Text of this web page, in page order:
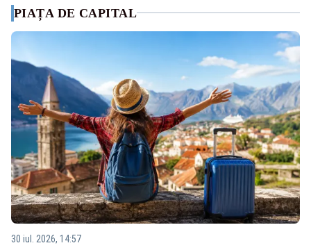
PIAȚA DE CAPITAL
30 iul. 2026, 14:57